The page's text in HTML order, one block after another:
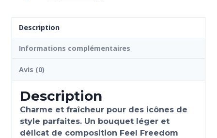
Description
Informations complémentaires
Avis (0)
Description
Charme et fraîcheur pour des icônes de
style parfaites. Un bouquet léger et
délicat de composition Feel Freedom